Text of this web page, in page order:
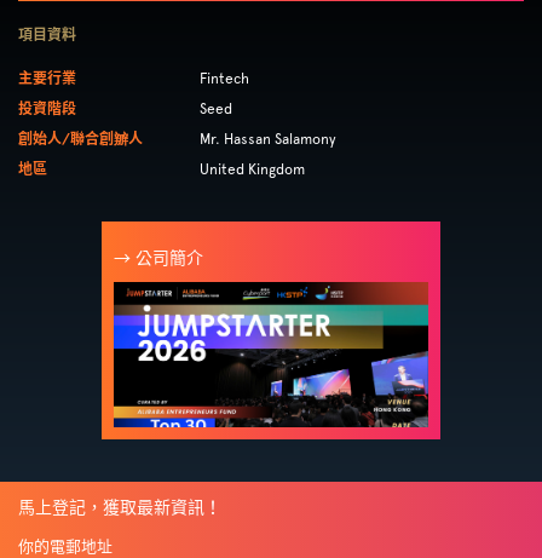
項目資料
主要行業
Fintech
投資階段
Seed
創始人/聯合創辧人
Mr. Hassan Salamony
地區
United Kingdom
→ 公司簡介
馬上登記，獲取最新資訊！